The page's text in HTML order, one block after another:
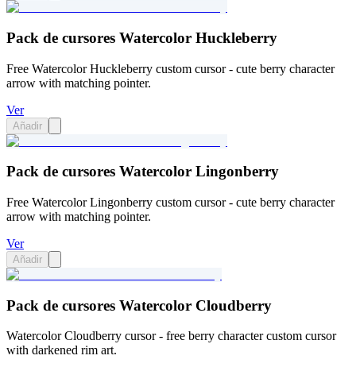
Pack de cursores Watercolor Huckleberry
Free Watercolor Huckleberry custom cursor - cute berry character
arrow with matching pointer.
Ver
Añadir
Pack de cursores Watercolor Lingonberry
Free Watercolor Lingonberry custom cursor - cute berry character
arrow with matching pointer.
Ver
Añadir
Pack de cursores Watercolor Cloudberry
Watercolor Cloudberry cursor - free berry character custom cursor
with darkened rim art.